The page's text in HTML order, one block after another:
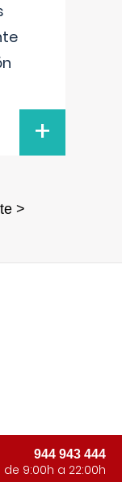
+
>
944 943 444
de 9:00h a 22:00h